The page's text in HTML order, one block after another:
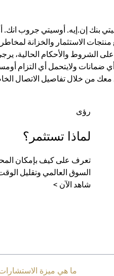
بنك إن.إيه. أوسيتي جروب انك.
الاستثمار والخزانة
والأحكام الحالية، يرجى
ولايتحمل أي التزام
معك من خلال تفاصيل الاتصال
رؤى
لماذا تستثمر؟
تعرف على كيف بإمكان
السوق العالمي وتقليل الوقت
شاهد الآن >
ما هي ميزة الاستشارات